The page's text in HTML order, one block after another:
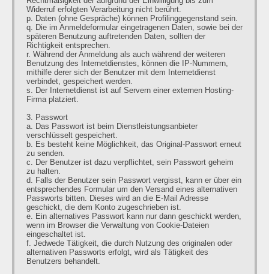
Widerruf erfolgten Verarbeitung nicht berührt.
p. Daten (ohne Gespräche) können Profilinggegenstand sein.
q. Die im Anmeldeformular eingetragenen Daten, sowie bei der
späteren Benutzung auftretenden Daten, sollten der
Richtigkeit entsprechen.
r. Während der Anmeldung als auch während der weiteren
Benutzung des Internetdienstes, können die IP-Nummern,
mithilfe derer sich der Benutzer mit dem Internetdienst
verbindet, gespeichert werden.
s. Der Internetdienst ist auf Servern einer externen Hosting-
Firma platziert.
3. Passwort
a. Das Passwort ist beim Dienstleistungsanbieter
verschlüsselt gespeichert.
b. Es besteht keine Möglichkeit, das Original-Passwort erneut
zu senden.
c. Der Benutzer ist dazu verpflichtet, sein Passwort geheim
zu halten.
d. Falls der Benutzer sein Passwort vergisst, kann er über ein
entsprechendes Formular um den Versand eines alternativen
Passworts bitten. Dieses wird an die E-Mail Adresse
geschickt, die dem Konto zugeschrieben ist.
e. Ein alternatives Passwort kann nur dann geschickt werden,
wenn im Browser die Verwaltung von Cookie-Dateien
eingeschaltet ist.
f. Jedwede Tätigkeit, die durch Nutzung des originalen oder
alternativen Passworts erfolgt, wird als Tätigkeit des
Benutzers behandelt.